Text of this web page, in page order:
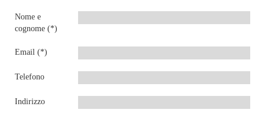
Nome e
cognome (*)
Email (*)
Telefono
Indirizzo